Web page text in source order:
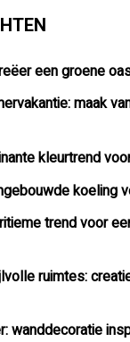
een groene
maak
kleurtrend
koeling
trend voor
ruimtes:
wanddecoratie